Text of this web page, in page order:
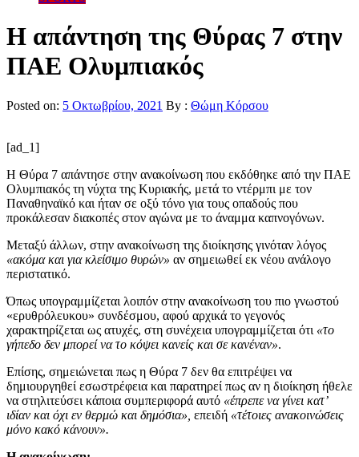
Η απάντηση της Θύρας 7 στην
ΠΑΕ Ολυμπιακός
Posted on: 5 Οκτωβρίου, 2021 By : Θώμη Κόρσου
[ad_1]
Η Θύρα 7 απάντησε στην ανακοίνωση που εκδόθηκε από την ΠΑΕ
Ολυμπιακός τη νύχτα της Κυριακής, μετά το ντέρμπι με τον
Παναθηναϊκό και ήταν σε οξύ τόνο για τους οπαδούς που
προκάλεσαν διακοπές στον αγώνα με το άναμμα καπνογόνων.
Μεταξύ άλλων, στην ανακοίνωση της διοίκησης γινόταν λόγος
«ακόμα και για κλείσιμο θυρών» αν σημειωθεί εκ νέου ανάλογο
περιστατικό.
Όπως υπογραμμίζεται λοιπόν στην ανακοίνωση του πιο γνωστού
«ερυθρόλευκου» συνδέσμου, αφού αρχικά το γεγονός
χαρακτηρίζεται ως ατυχές, στη συνέχεια υπογραμμίζεται ότι «το
γήπεδο δεν μπορεί να το κόψει κανείς και σε κανέναν».
Επίσης, σημειώνεται πως η Θύρα 7 δεν θα επιτρέψει να
δημιουργηθεί εσωστρέφεια και παρατηρεί πως αν η διοίκηση ήθελε
να στηλιτεύσει κάποια συμπεριφορά αυτό «έπρεπε να γίνει κατ’
ιδίαν και όχι εν θερμώ και δημόσια», επειδή «τέτοιες ανακοινώσεις
μόνο κακό κάνουν».